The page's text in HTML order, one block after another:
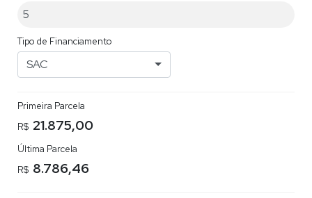
Tipo de Financiamento
SAC
Primeira Parcela
R$ 21.875,00
Última Parcela
R$ 8.786,46